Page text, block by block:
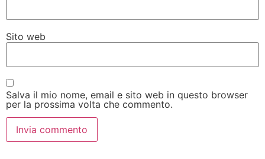
Sito web
Salva il mio nome, email e sito web in questo browser
per la prossima volta che commento.